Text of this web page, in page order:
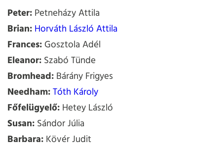
Peter:Petneházy Attila
Brian:Horváth László Attila
Frances:Gosztola Adél
Eleanor:Szabó Tünde
Bromhead:Bárány Frigyes
Needham:Tóth Károly
Főfelügyelő:Hetey László
Susan:Sándor Júlia
Barbara:Kövér Judit